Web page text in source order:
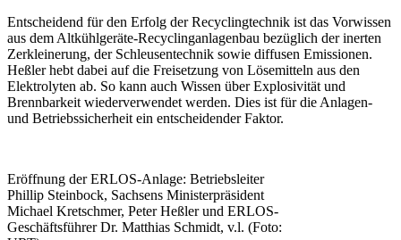
Entscheidend für den Erfolg der Recyclingtechnik ist das Vorwissen
aus dem Altkühlgeräte-Recyclinganlagenbau bezüglich der inerten
Zerkleinerung, der Schleusentechnik sowie diffusen Emissionen.
Heßler hebt dabei auf die Freisetzung von Lösemitteln aus den
Elektrolyten ab. So kann auch Wissen über Explosivität und
Brennbarkeit wiederverwendet werden. Dies ist für die Anlagen-
und Betriebssicherheit ein entscheidender Faktor.
Eröffnung der ERLOS-Anlage: Betriebs­leiter
Phillip Steinbock, Sachsens Minister­präsident
Michael Kretschmer, Peter Heßler und ERLOS-
Geschäftsführer Dr. Matthias Schmidt, v.l. (Foto: